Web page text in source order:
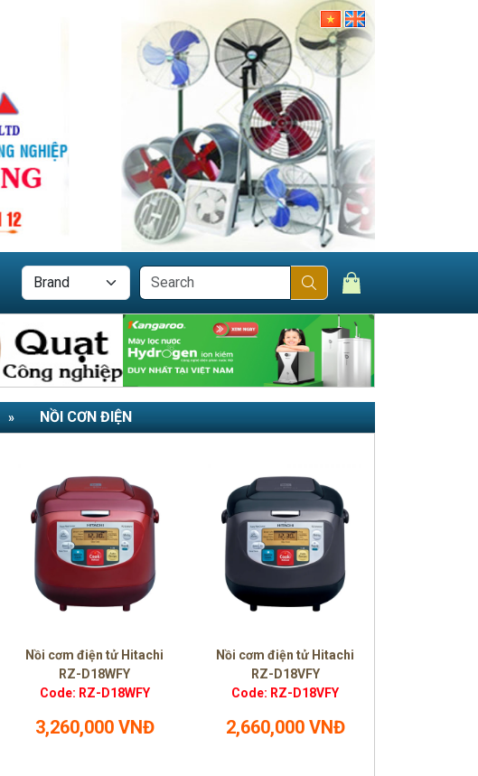
» NỒI CƠN ĐIỆN
Nồi cơm điện tử Hitachi
RZ-D18WFY
Code: RZ-D18WFY
3,260,000 VNĐ
Nồi cơm điện tử Hitachi
RZ-D18VFY
Code: RZ-D18VFY
2,660,000 VNĐ